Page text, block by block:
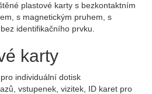
plastové karty s bezkontaktním
s magnetickým pruhem, s
identifikačního prvku.
karty
individuální dotisk
vstupenek, vizitek, ID karet pro